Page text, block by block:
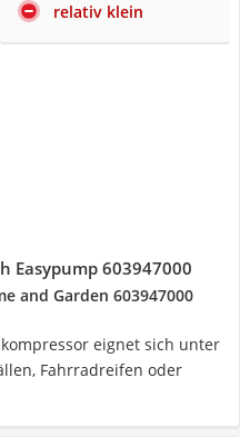
relativ klein
Easypump 603947000
and Garden 603947000
eignet sich unter
Fahrradreifen oder